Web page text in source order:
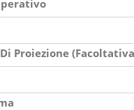
Proiezione